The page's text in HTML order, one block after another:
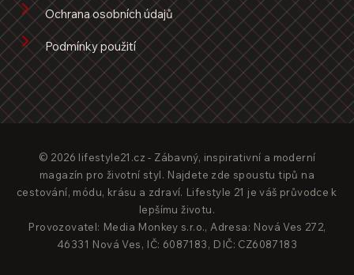
Ochrana osobních údajů
Podmínky použití
© 2026 lifestyle21.cz - Zábavný, inspirativní a moderní
magazín pro životní styl. Najdete zde spoustu tipů na
cestování, módu, krásu a zdraví. Lifestyle 21 je váš průvodce k
lepšímu životu.
Provozovatel: Media Monkey s.r.o., Adresa: Nová Ves 272,
46331 Nová Ves, IČ: 6087183, DIČ: CZ6087183